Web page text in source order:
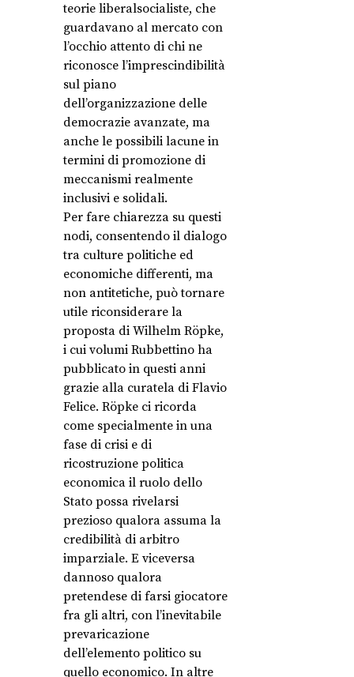
teorie liberalsocialiste, che
guardavano al mercato con
l’occhio attento di chi ne
riconosce l’imprescindibilità
sul piano
dell’organizzazione delle
democrazie avanzate, ma
anche le possibili lacune in
termini di promozione di
meccanismi realmente
inclusivi e solidali.
Per fare chiarezza su questi
nodi, consentendo il dialogo
tra culture politiche ed
economiche differenti, ma
non antitetiche, può tornare
utile riconsiderare la
proposta di Wilhelm Röpke,
i cui volumi Rubbettino ha
pubblicato in questi anni
grazie alla curatela di Flavio
Felice. Röpke ci ricorda
come specialmente in una
fase di crisi e di
ricostruzione politica
economica il ruolo dello
Stato possa rivelarsi
prezioso qualora assuma la
credibilità di arbitro
imparziale. E viceversa
dannoso qualora
pretendese di farsi giocatore
fra gli altri, con l’inevitabile
prevaricazione
dell’elemento politico su
quello economico. In altre